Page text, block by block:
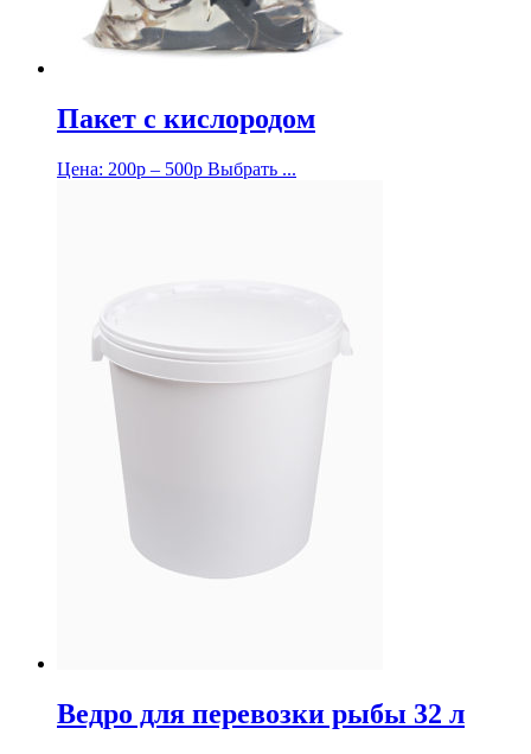
Пакет с кислородом
Цена: 200р – 500р Выбрать ...
Ведро для перевозки рыбы 32 л